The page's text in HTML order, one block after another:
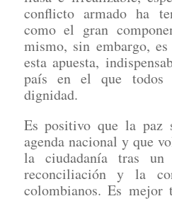
conflicto armado ha
como el gran
mismo, sin embargo,
esta apuesta,
país en el que todos
dignidad.
Es positivo que la paz
agenda nacional y que
la ciudadanía tras
reconciliación y la
colombianos. Es mejor